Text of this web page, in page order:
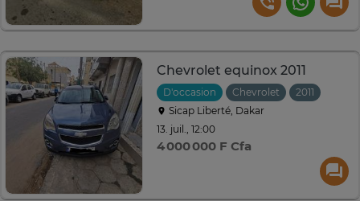
Chevrolet equinox 2011
D'occasion Chevrolet 2011
Sicap Liberté, Dakar
13. juil., 12:00
4 000 000 F Cfa